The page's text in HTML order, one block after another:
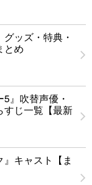
グッズ・特典・
とめ
5』吹替声優・
すじ一覧【最新
キャスト【ま